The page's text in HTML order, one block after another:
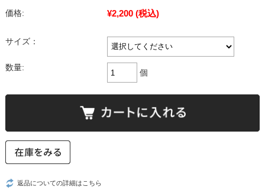
価格: ¥2,200 (税込)
サイズ：
数量:
個
返品についての詳細はこちら